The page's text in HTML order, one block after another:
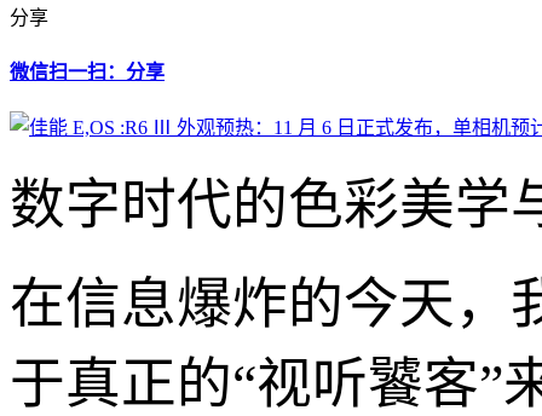
分享
微信扫一扫：分享
数字时代的色彩美学
在信息爆炸的今天，
于真正的“视听饕客”